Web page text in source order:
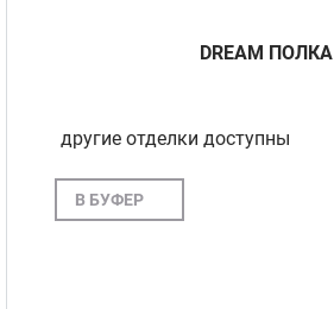
DREAM ПОЛКА
другие отделки доступны
В БУФЕР